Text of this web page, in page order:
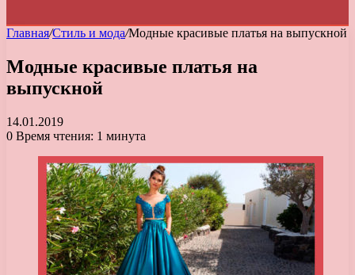
Главная/Стиль и мода/Модные красивые платья на выпускной
Модные красивые платья на
выпускной
14.01.2019
0 Время чтения: 1 минута